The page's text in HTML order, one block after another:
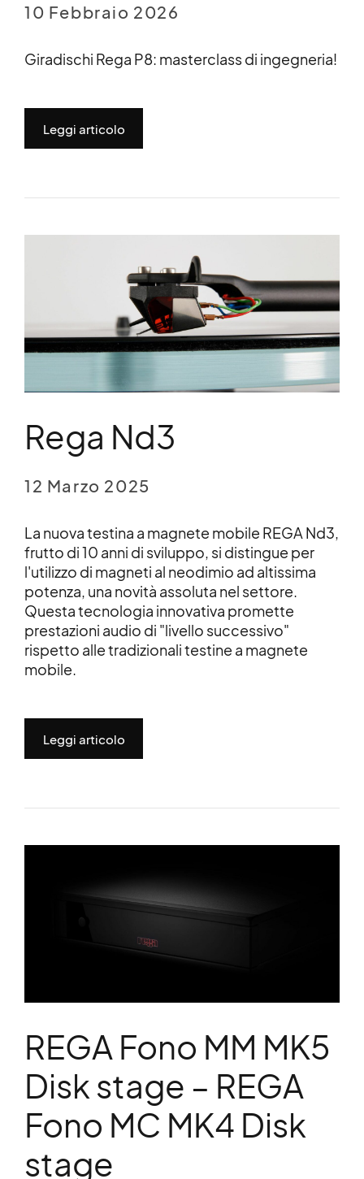
10 Febbraio 2026
Giradischi Rega P8: masterclass di ingegneria!
Leggi articolo
Rega Nd3
12 Marzo 2025
La nuova testina a magnete mobile REGA Nd3,
frutto di 10 anni di sviluppo, si distingue per
l'utilizzo di magneti al neodimio ad altissima
potenza, una novità assoluta nel settore.
Questa tecnologia innovativa promette
prestazioni audio di "livello successivo"
rispetto alle tradizionali testine a magnete
mobile.
Leggi articolo
REGA Fono MM MK5
Disk stage – REGA
Fono MC MK4 Disk
stage